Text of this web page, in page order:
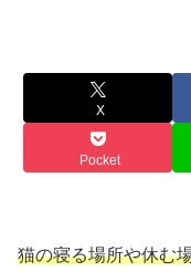
X
Pocket
猫の寝る場所や休む